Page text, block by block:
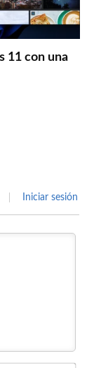
11 con una
Iniciar sesión